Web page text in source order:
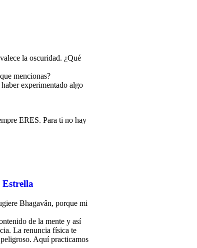
la oscuridad. ¿Qué
mencionas?
experimentado algo
ERES. Para ti no hay
Bhagavân, porque mi
de la mente y así
La renuncia física te
Aquí practicamos